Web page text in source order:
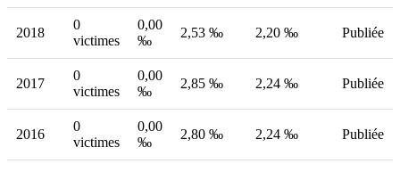
2018
0
victimes
0,00
‰
2,53 ‰ 2,20 ‰ Publiée
2017
0
victimes
0,00
‰
2,85 ‰ 2,24 ‰ Publiée
2016
0
victimes
0,00
‰
2,80 ‰ 2,24 ‰ Publiée